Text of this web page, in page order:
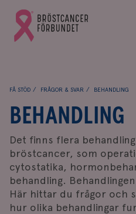
Gå
till
Bröstcancerförbundets
FÅ STÖD FRÅGOR & SVAR BEHANDLING
BEHANDLING
Det finns flera
bröstcancer, som
cytostatika,
behandling.
Här hittar du frågor och
hur olika behandlingar